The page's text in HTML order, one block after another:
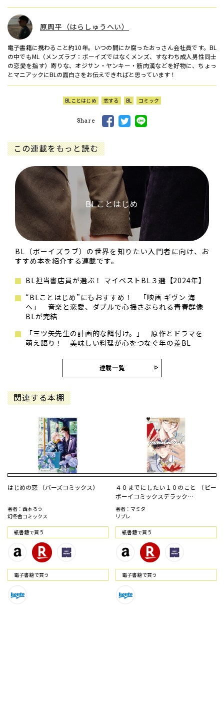
原周平（はらしゅうへい）
電子書籍に携わること約10年。いつの間にか腐ったおっさん会社員です。BL
の中でもML（メンズラブ：ボーイズではなくメンズ、すなわち成人男性同士
の恋愛を指す）寄りな、オジサン・ヤンキー・筋肉漢などを好物に、ちょっ
とマニアックにBLの面白さをお伝えできればと思っています！
BLことはじめ 恋する BL コミック
Share
この連載をもっと読む
BLことはじめ
BL（ボーイズラブ）の世界を知りたい入門者に向け、お
すすめ本を紹介する連載です。
BL担当書店員が選ぶ！ マイベストBL３選【2024年】
“BLことはじめ”にもおすすめ！ 「映画 ギヴン 海
へ」 音楽と恋愛、ダブルで心揺さぶられる青春群像
BLが完結
「三ツ矢先生の計画的な餌付け。」 原作とドラマを
萌え語り！ 美味しい料理が心をつなぐ年の差BL
連載一覧
関連する本棚
はじめの恋 （バーズコミックス）
著者：西本ろう
幻冬舎コミックス
紙書籍で買う
電⼦書籍で買う
４０までにしたい１０のこと （ビー
ボーイコミックスデラック…
著者：マミタ
リブレ
紙書籍で買う
電⼦書籍で買う